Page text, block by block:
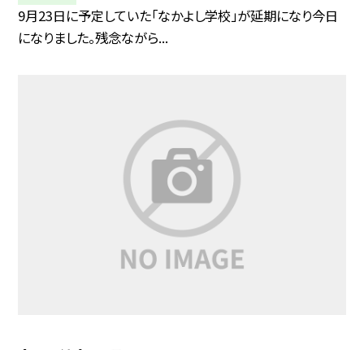
9月23日に予定していた「なかよし学校」が延期になり今日
になりました。残念ながら...